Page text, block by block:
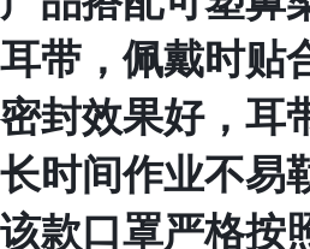
耳带，佩戴时贴
密封效果好，耳
长时间作业不易
该款口罩严格按